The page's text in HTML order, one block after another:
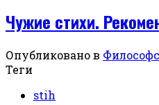
Чужие стихи.
Опубликовано в
Теги
stih